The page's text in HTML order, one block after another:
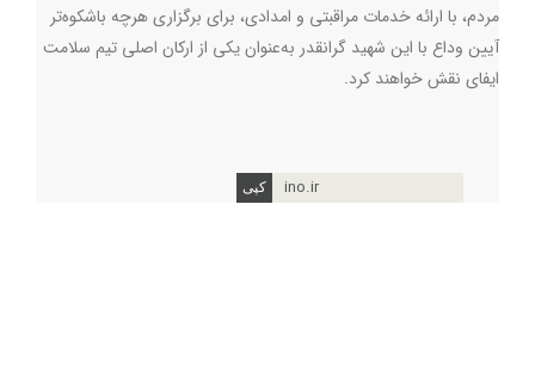
مردم، با ارائه خدمات مراقبتی و امدادی، برای برگزاری هرچه باشکوه‌تر
آیین وداع با این شهید گرانقدر به‌عنوان یکی از ارکان اصلی تیم سلامت
ایفای نقش خواهند کرد.
ino.ir